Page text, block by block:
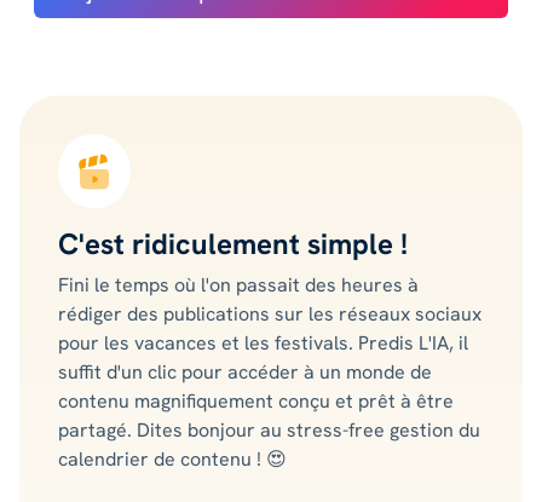
C'est ridiculement simple !
Fini le temps où l'on passait des heures à
rédiger des publications sur les réseaux sociaux
pour les vacances et les festivals. Predis L'IA, il
suffit d'un clic pour accéder à un monde de
contenu magnifiquement conçu et prêt à être
partagé. Dites bonjour au stress-free gestion du
calendrier de contenu ! 😍